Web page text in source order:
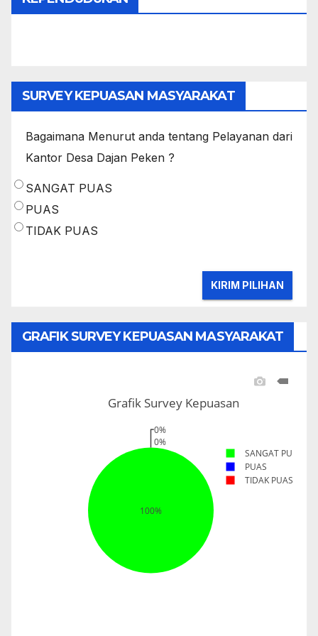
SURVEY KEPUASAN MASYARAKAT
Bagaimana Menurut anda tentang Pelayanan dari
Kantor Desa Dajan Peken ?
SANGAT PUAS
PUAS
TIDAK PUAS
GRAFIK SURVEY KEPUASAN MASYARAKAT